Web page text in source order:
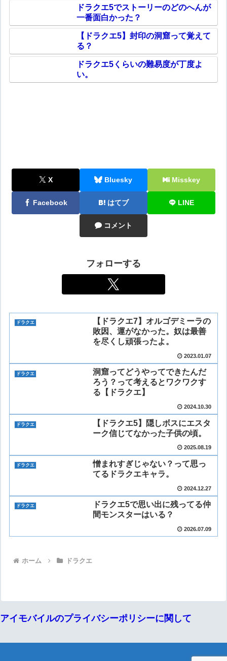
ドラクエ5でストーリーのどのへんが
一番面白かった？
【ドラクエ5】封印の洞窟って覚えて
る？
ドラクエ5くらいの難易度が丁度よ
い。
X Bluesky Misskey
Facebook はてブ LINE
コメント
フォローする
ドラクエ
【ドラクエ7】オルゴデミーラの
敗因、運がなかった。奴は最善
を尽くし頑張ったよ。
2023.01.07
ドラクエ
洞窟ってどうやってできたんだ
ろう？って考えるとワクワクす
る【ドラクエ】
2024.10.30
ドラクエ
【ドラクエ5】隠しボスにエスタ
ーク信じてなかった子供の頃。
2025.08.19
ドラクエ
憎まれすぎじゃない？って思っ
てるドラクエキャラ。
2024.12.27
ドラクエ
ドラクエ5で思い出に残ってる仲
間モンスターはいる？
2026.07.09
ホーム ドラクエ
アイモバイルのプライバシーポリシーに関して